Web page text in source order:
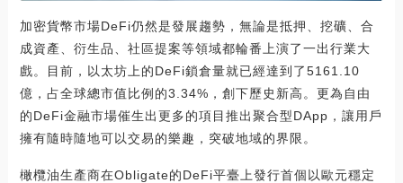
加密貨幣市場DeFi仍然是發展趨勢，無論是抵押、挖礦、合
成資產、衍生品、社區提案等領域都輪番上演了一出行業大
戲。目前，以太坊上的DeFi鎖倉量就已經達到了5161.10
億，占全球總市值比例的3.34%，創下歷史新高。更為自由
的DeFi金融市場催生出更多的項目推出聚合型DApp，讓用戶
擁有隨時隨地可以交易的樂趣，突破地域的界限。
橄欖油生產商在Obligate的DeFi平臺上發行首個以歐元穩定